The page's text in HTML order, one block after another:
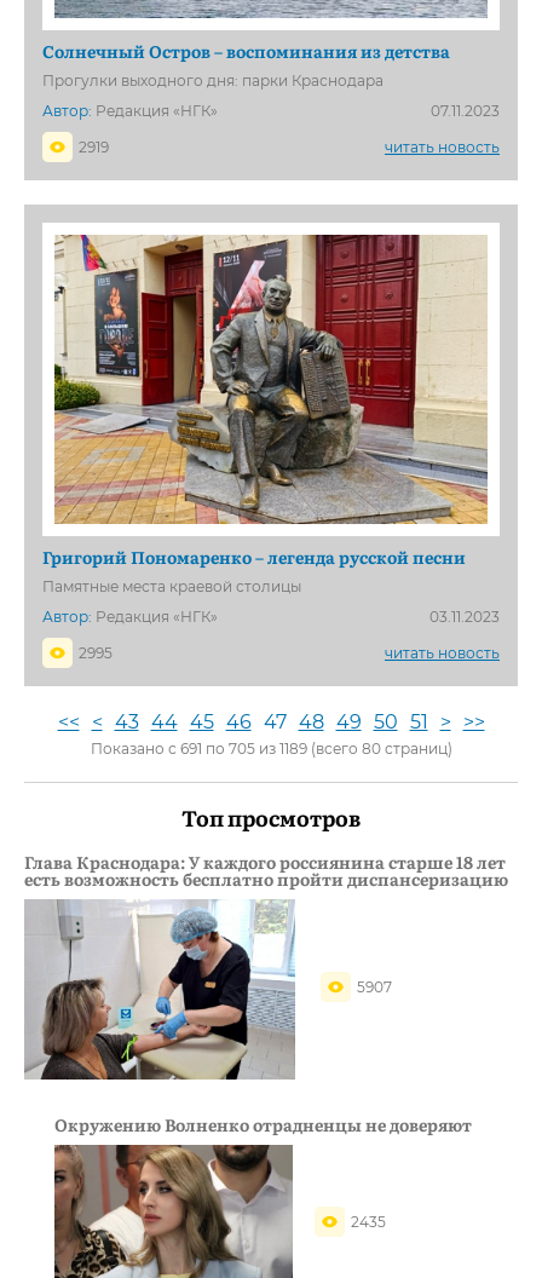
Солнечный Остров – воспоминания из детства
Прогулки выходного дня: парки Краснодара
Автор: Редакция «НГК»
07.11.2023
2919
читать новость
Григорий Пономаренко – легенда русской песни
Памятные места краевой столицы
Автор: Редакция «НГК»
03.11.2023
2995
читать новость
<< < 43 44 45 46 47 48 49 50 51 > >>
Показано с 691 по 705 из 1189 (всего 80 страниц)
Топ просмотров
Глава Краснодара: У каждого россиянина старше 18 лет
есть возможность бесплатно пройти диспансеризацию
5907
Окружению Волненко отрадненцы не доверяют
2435